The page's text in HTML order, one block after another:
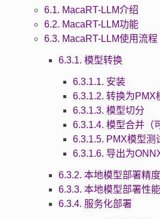
6.1. MacaRT-LLM介绍
6.2. MacaRT-LLM功能
6.3. MacaRT-LLM使用流程
6.3.1. 模型转换
6.3.1.1. 安装
6.3.1.2. 转换为PMX
6.3.1.3. 模型切分
6.3.1.4. 模型合并（
6.3.1.5. PMX模型测
6.3.1.6. 导出为
6.3.2. 本地模型部署精
6.3.3. 本地模型部署性
6.3.4. 服务化部署